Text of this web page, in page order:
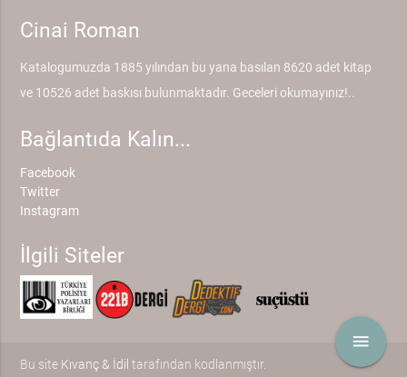
menu
Cinai Roman
Katalogumuzda 1885 yılından bu yana basılan 8620 adet kitap
ve 10526 adet baskısı bulunmaktadır. Geceleri okumayınız!..
Bağlantıda Kalın...
Facebook
Twitter
Instagram
İlgili Siteler
Bu site Kıvanç & İdil tarafından kodlanmıştır.